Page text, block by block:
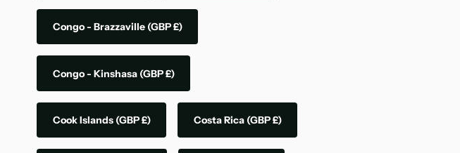
Congo - Brazzaville (GBP £)
Congo - Kinshasa (GBP £)
Cook Islands (GBP £) Costa Rica (GBP £)